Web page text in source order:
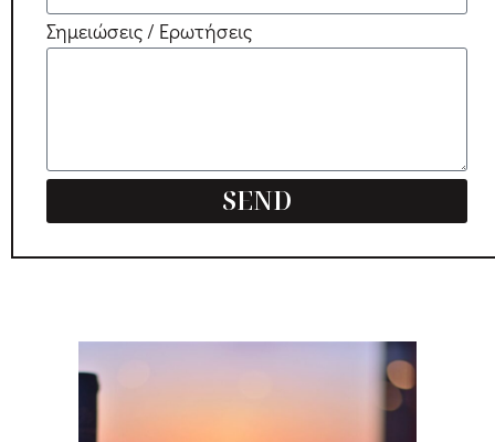
Σημειώσεις / Ερωτήσεις
SEND